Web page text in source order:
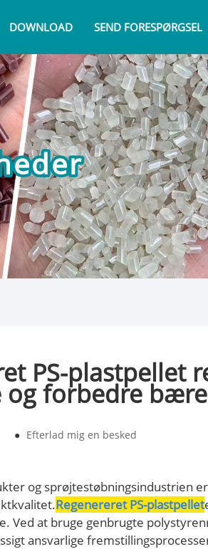
DOWNLOAD SEND FORESPØRGSEL
PS-plastpellet
forbedre
● Efterlad mig en besked
og sprøjtestøbningsindustrien
Regenereret PS-plastpellet
Ved at bruge genbrugte
ansvarlige